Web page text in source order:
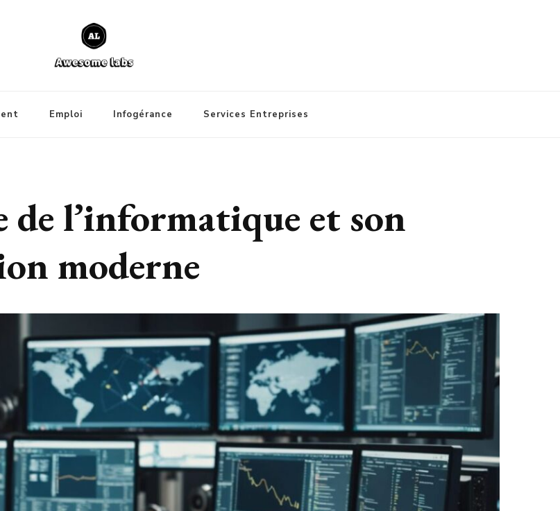
Emploi Infogérance Services Entreprises
l’informatique et son
moderne